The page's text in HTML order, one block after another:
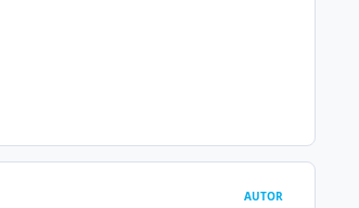
AUTOR